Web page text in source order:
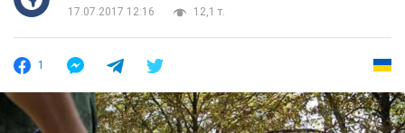
17.07.2017 12:16
12,1 т.
1